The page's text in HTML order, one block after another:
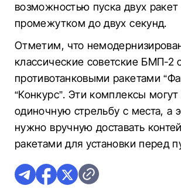
возможностью пуска двух ракет
промежутком до двух секунд.
Отметим, что
классические советские БМП-2
противотанковыми ракетами
“Конкурс”. Эти комплексы могут
одиночную стрельбу с места, а
нужно вручную доставать
ракетами для установки перед